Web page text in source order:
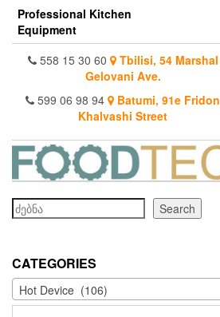
Skip
the
content
Professional Kitchen
Equipment
558 15 30 60
Tbilisi, 54 Marshal
Gelovani Ave.
599 06 98 94
Batumi, 91e Fridon
Khalvashi Street
Search
Search
CATEGORIES
Hot Device (106)